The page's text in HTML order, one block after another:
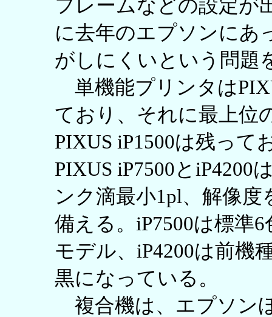
フレームなどの設定が
に去年のエプソンにあ
がしにくいという問題
単機能プリンタは
ており、それに最上位
PIXUS iP1500は残って
PIXUS iP7500とiP4200
ンク滴最小1pl、解像度
備える。iP7500は標準
モデル、iP4200は前機
黒になっている。
複合機は、エプソン